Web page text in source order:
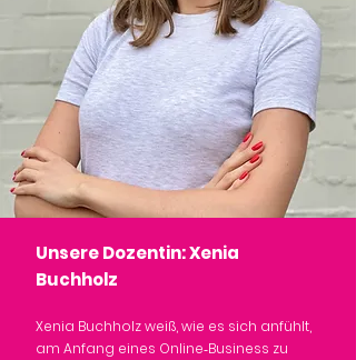
Unsere Dozentin: Xenia
Buchholz
Xenia Buchholz weiß, wie es sich anfühlt,
am Anfang eines Online‑Business zu